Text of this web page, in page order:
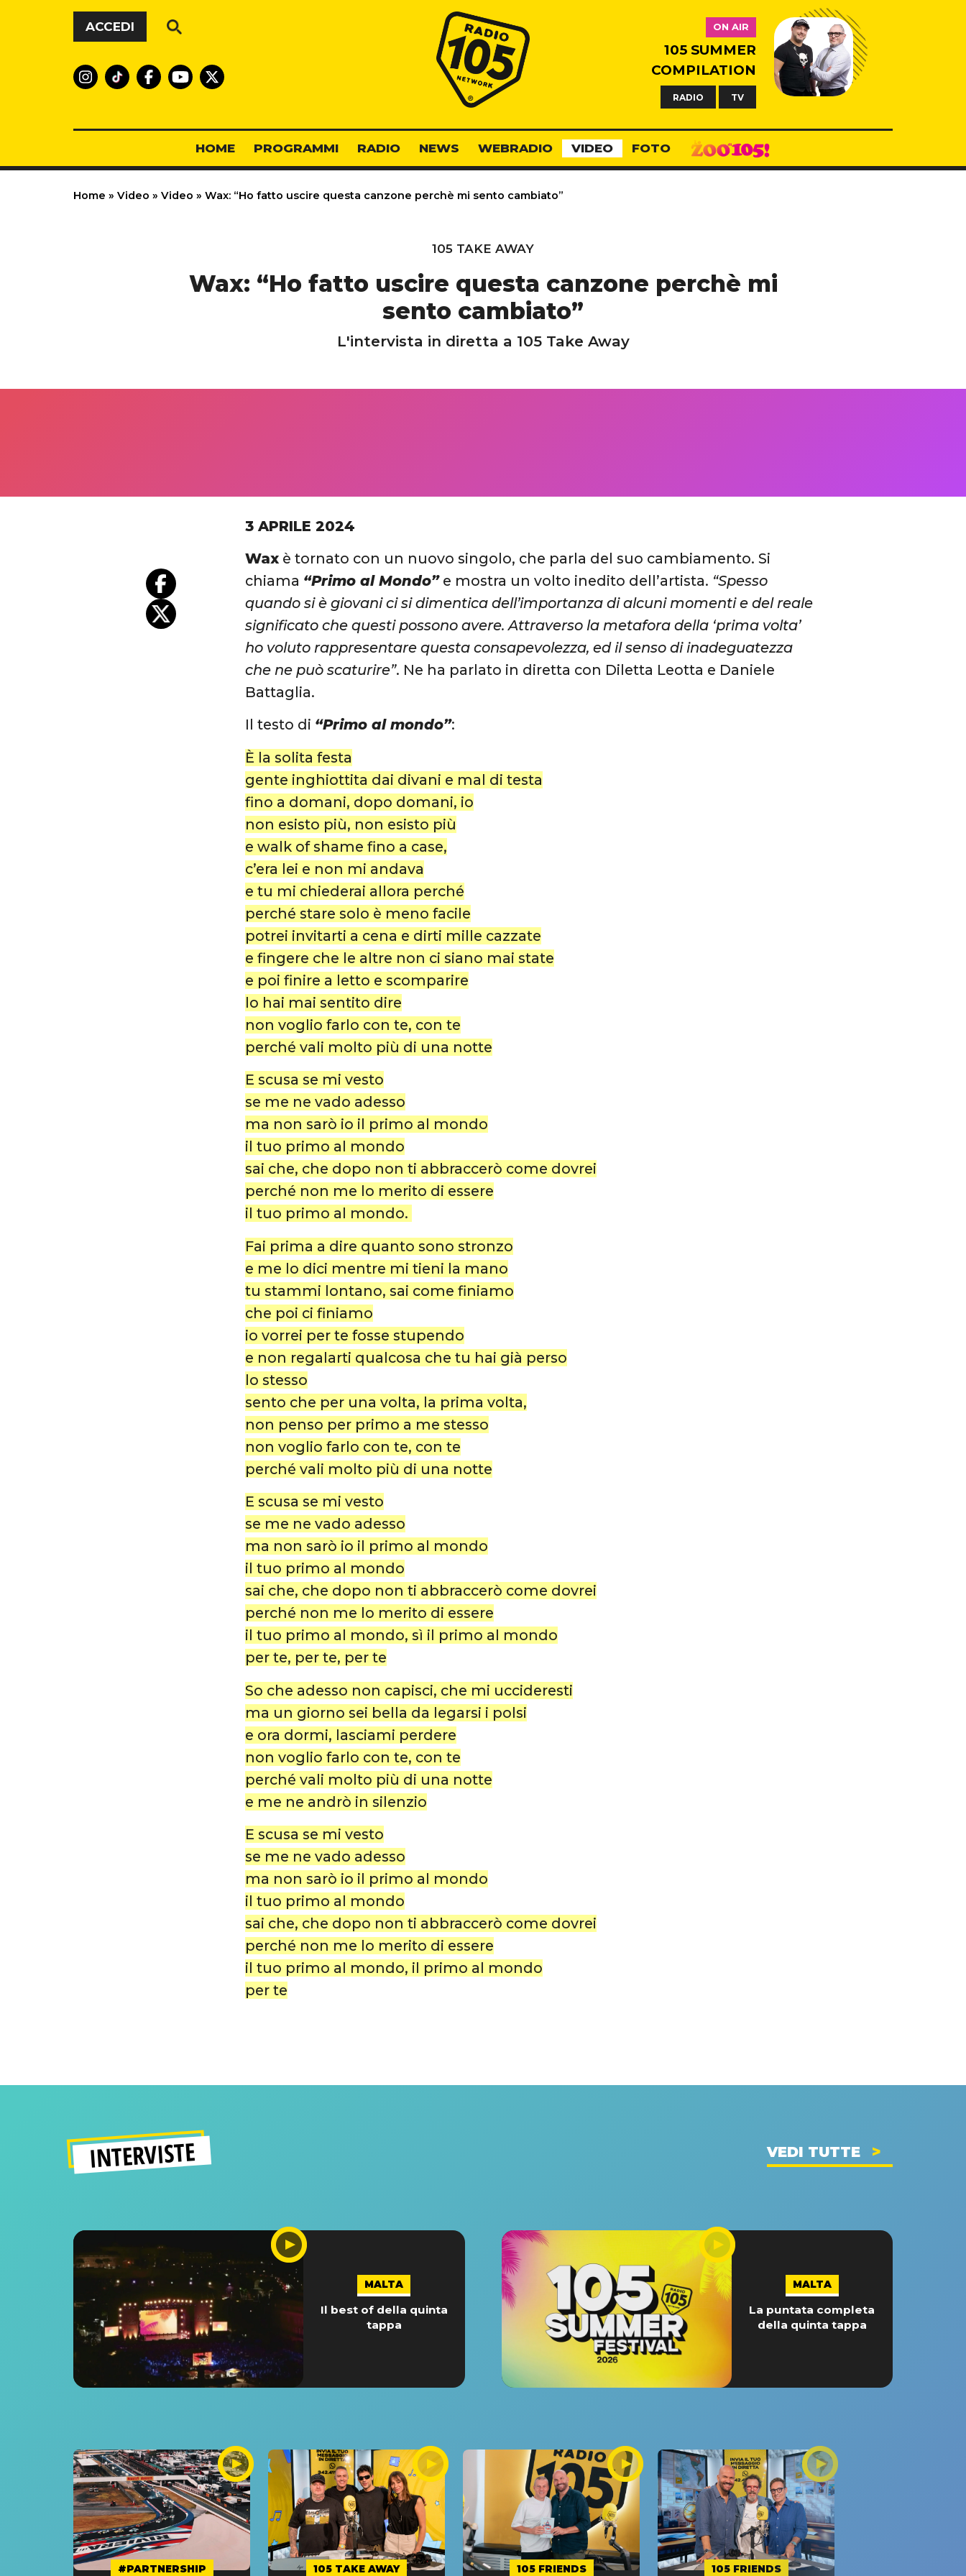
Vai al contenuto
ACCEDI
Radio 105
ON AIR
105 SUMMER
COMPILATION
RADIO TV
HOME PROGRAMMI RADIO NEWS WEBRADIO VIDEO FOTO
Home » Video » Video » Wax: “Ho fatto uscire questa canzone perchè mi sento cambiato”
105 TAKE AWAY
Wax: “Ho fatto uscire questa canzone perchè mi
sento cambiato”
L'intervista in diretta a 105 Take Away
3 APRILE 2024
Wax è tornato con un nuovo singolo, che parla del suo cambiamento. Si
chiama “Primo al Mondo”e mostra un volto inedito dell’artista. “Spesso
quando si è giovani ci si dimentica dell’importanza di alcuni momenti e del reale
significato che questi possono avere. Attraverso la metafora della ‘prima volta’
ho voluto rappresentare questa consapevolezza, ed il senso di inadeguatezza
che ne può scaturire”. Ne ha parlato in diretta con Diletta Leotta e Daniele
Battaglia.
Il testo di “Primo al mondo”:
È la solita festa
gente inghiottita dai divani e mal di testa
fino a domani, dopo domani, io
non esisto più, non esisto più
e walk of shame fino a case,
c’era lei e non mi andava
e tu mi chiederai allora perché
perché stare solo è meno facile
potrei invitarti a cena e dirti mille cazzate
e fingere che le altre non ci siano mai state
e poi finire a letto e scomparire
lo hai mai sentito dire
non voglio farlo con te, con te
perché vali molto più di una notte
E scusa se mi vesto
se me ne vado adesso
ma non sarò io il primo al mondo
il tuo primo al mondo
sai che, che dopo non ti abbraccerò come dovrei
perché non me lo merito di essere
il tuo primo al mondo.
Fai prima a dire quanto sono stronzo
e me lo dici mentre mi tieni la mano
tu stammi lontano, sai come finiamo
che poi ci finiamo
io vorrei per te fosse stupendo
e non regalarti qualcosa che tu hai già perso
lo stesso
sento che per una volta, la prima volta,
non penso per primo a me stesso
non voglio farlo con te, con te
perché vali molto più di una notte
E scusa se mi vesto
se me ne vado adesso
ma non sarò io il primo al mondo
il tuo primo al mondo
sai che, che dopo non ti abbraccerò come dovrei
perché non me lo merito di essere
il tuo primo al mondo, sì il primo al mondo
per te, per te, per te
So che adesso non capisci, che mi uccideresti
ma un giorno sei bella da legarsi i polsi
e ora dormi, lasciami perdere
non voglio farlo con te, con te
perché vali molto più di una notte
e me ne andrò in silenzio
E scusa se mi vesto
se me ne vado adesso
ma non sarò io il primo al mondo
il tuo primo al mondo
sai che, che dopo non ti abbraccerò come dovrei
perché non me lo merito di essere
il tuo primo al mondo, il primo al mondo
per te
INTERVISTE VEDI TUTTE
MALTA
Il best of della quinta
tappa
MALTA
La puntata completa
della quinta tappa
#PARTNERSHIP 105 TAKE AWAY 105 FRIENDS 105 FRIENDS